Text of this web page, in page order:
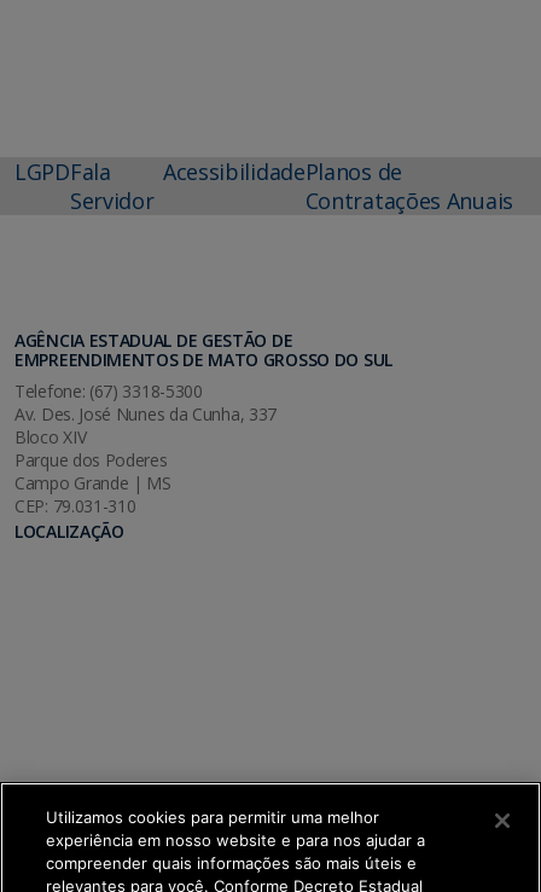
LGPDFala
Servidor
AcessibilidadePlanos de
Contratações Anuais
AGÊNCIA ESTADUAL DE GESTÃO DE
EMPREENDIMENTOS DE MATO GROSSO DO SUL
Telefone: (67) 3318-5300
Av. Des. José Nunes da Cunha, 337
Bloco XIV
Parque dos Poderes
Campo Grande | MS
CEP: 79.031-310
LOCALIZAÇÃO
Utilizamos cookies para permitir uma melhor
experiência em nosso website e para nos ajudar a
compreender quais informações são mais úteis e
relevantes para você. Conforme Decreto Estadual